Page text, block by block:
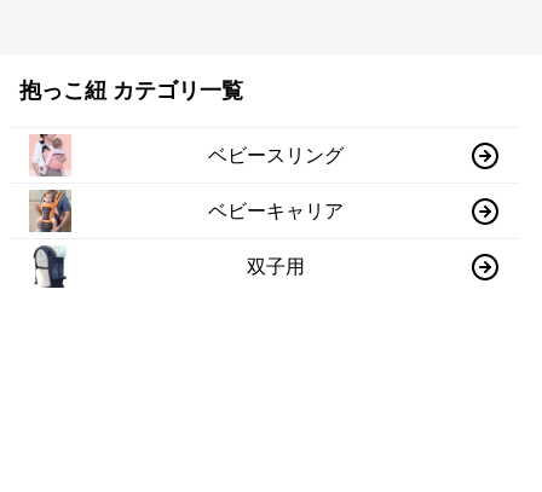
抱っこ紐 カテゴリ一覧
ベビースリング
ベビーキャリア
双子用